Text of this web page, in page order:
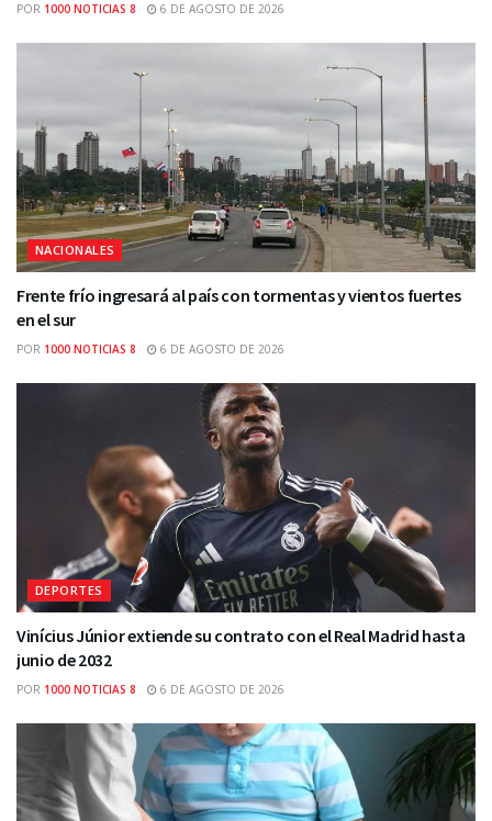
POR 1000 NOTICIAS 8 6 DE AGOSTO DE 2026
NACIONALES
Frente frío ingresará al país con tormentas y vientos fuertes
en el sur
POR 1000 NOTICIAS 8 6 DE AGOSTO DE 2026
DEPORTES
Vinícius Júnior extiende su contrato con el Real Madrid hasta
junio de 2032
POR 1000 NOTICIAS 8 6 DE AGOSTO DE 2026